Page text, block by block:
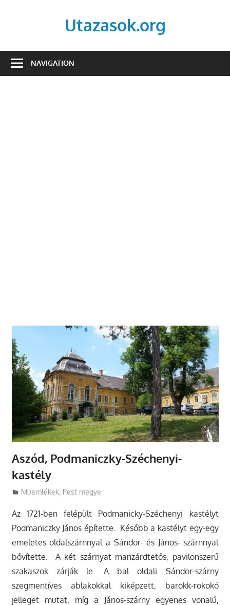
Utazasok.org
NAVIGATION
Aszód, Podmaniczky-Széchenyi-
kastély
Utazasok.org
Műemlékek, Pest megye
Az 1721-ben felépült Podmanicky-Széchenyi kastélyt
Podmaniczky János építette. Később a kastélyt egy-egy
emeletes oldalszárnnyal a Sándor- és János- szárnnyal
bővítette. A két szárnyat manzárdtetős, pavilonszerű
szakaszok zárják le. A bal oldali Sándor-szárny
szegmentíves ablakokkal kiképzett, barokk-rokokó
jelleget mutat, míg a János-szárny egyenes vonalú,